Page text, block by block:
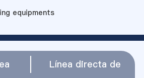
equipments
Línea directa de